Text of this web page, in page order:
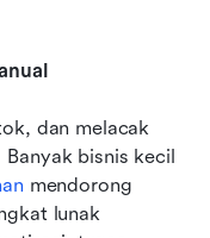
dan melacak
bisnis kecil
mendorong
lunak